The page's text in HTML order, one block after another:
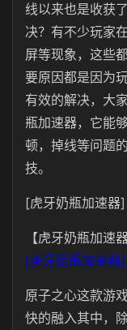
线以来也是收获
决？有不少玩家
屏等现象，这些
要原因都是因为
有效的解决，大
瓶加速器，它能
顿，掉线等问题
技。
[虎牙奶瓶加速器]
【虎牙奶瓶加速
[虎牙奶瓶加速器]
原子之心这款游
快的融入其中，